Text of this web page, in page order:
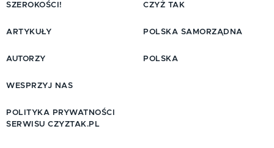
SZEROKOŚCI!
ARTYKUŁY
AUTORZY
CZYŻ TAK
POLSKA SAMORZĄDNA
POLSKA
WESPRZYJ NAS
POLITYKA PRYWATNOŚCI
SERWISU CZYZTAK.PL